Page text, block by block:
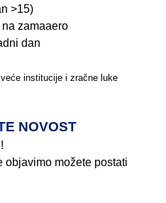
>15)
zamaaero
dan
institucije i zračne luke
NOVOST
!
objavimo možete postati